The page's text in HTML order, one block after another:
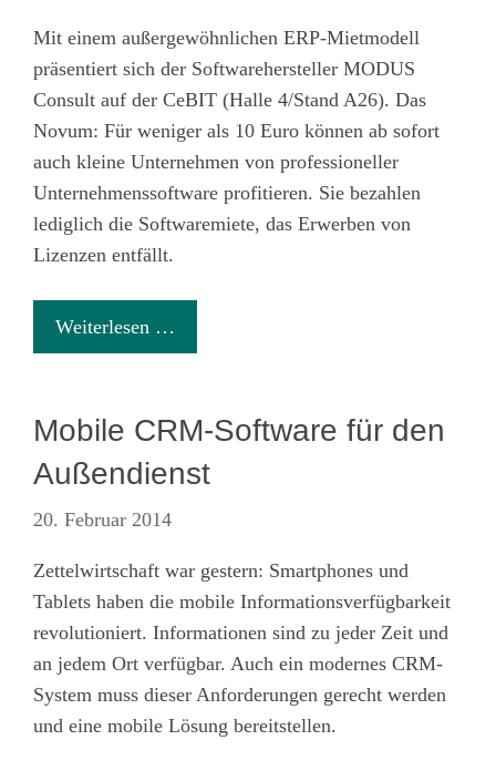
Mit einem außergewöhnlichen ERP-Mietmodell
präsentiert sich der Softwarehersteller MODUS
Consult auf der CeBIT (Halle 4/Stand A26). Das
Novum: Für weniger als 10 Euro können ab sofort
auch kleine Unternehmen von professioneller
Unternehmenssoftware profitieren. Sie bezahlen
lediglich die Softwaremiete, das Erwerben von
Lizenzen entfällt.
Weiterlesen …
Mobile CRM-Software für den
Außendienst
20. Februar 2014
Zettelwirtschaft war gestern: Smartphones und
Tablets haben die mobile Informationsverfügbarkeit
revolutioniert. Informationen sind zu jeder Zeit und
an jedem Ort verfügbar. Auch ein modernes CRM-
System muss dieser Anforderungen gerecht werden
und eine mobile Lösung bereitstellen.